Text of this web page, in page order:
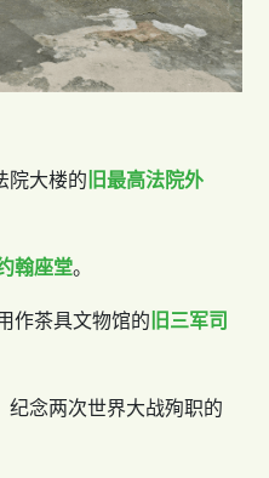
院大楼的 旧最高法院外
翰座堂。
作茶具文物馆的 旧三军司
纪念两次世界大战殉职的